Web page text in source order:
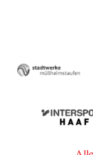
Müllheim-
Haaf